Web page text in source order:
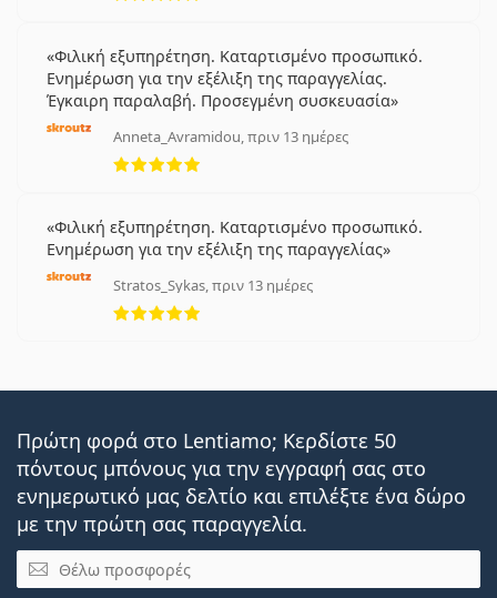
Φιλική εξυπηρέτηση. Καταρτισμένο προσωπικό.
Ενημέρωση για την εξέλιξη της παραγγελίας.
Έγκαιρη παραλαβή. Προσεγμένη συσκευασία
Anneta_Avramidou, πριν 13 ημέρες
5 αξιολογήσεις από 5
Φιλική εξυπηρέτηση. Καταρτισμένο προσωπικό.
Ενημέρωση για την εξέλιξη της παραγγελίας
Stratos_Sykas, πριν 13 ημέρες
5 αξιολογήσεις από 5
Πρώτη φορά στο Lentiamo; Κερδίστε 50
πόντους μπόνους για την εγγραφή σας στο
ενημερωτικό μας δελτίο και επιλέξτε ένα δώρο
με την πρώτη σας παραγγελία.
Email